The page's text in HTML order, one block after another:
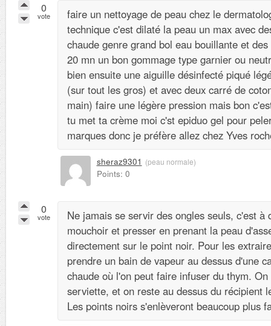
0
vote
faire un nettoyage de peau chez le
technique c'est dilaté la peau un max avec
chaude genre grand bol eau bouillante et
20 mn un bon gommage type garnier ou
bien ensuite une aiguille désinfecté piqué
(sur tout les gros) et avec deux carré de
main) faire une légère pression mais bon
tu met ta crème moi c'st epiduo gel pour
marques donc je préfère allez chez Yves
sheraz9301 (peau normale)
Points: 0
0
vote
Ne jamais se servir des ongles seuls, c'est à
mouchoir et presser en prenant la peau
directement sur le point noir. Pour les
prendre un bain de vapeur au dessus d'une
chaude où l'on peut faire infuser du thym.
serviette, et on reste au dessus du récipient
Les points noirs s'enlèveront beaucoup plus